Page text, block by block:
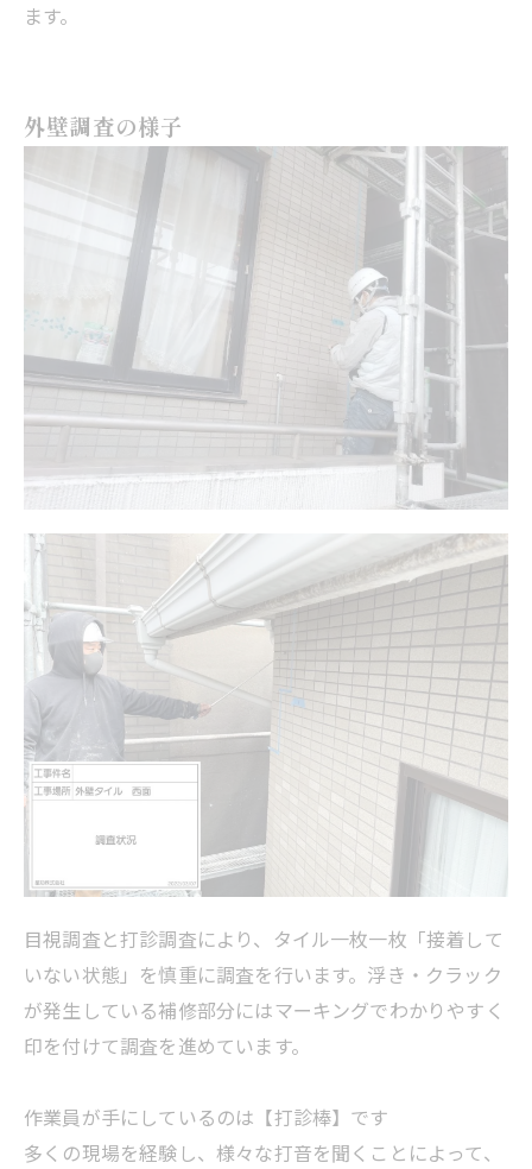
ます。
外壁調査の様子
目視調査と打診調査により、タイル一枚一枚「接着して
いない状態」を慎重に調査を行います。浮き・クラック
が発生している補修部分にはマーキングでわかりやすく
印を付けて調査を進めています。
作業員が手にしているのは【打診棒】です
多くの現場を経験し、様々な打音を聞くことによって、